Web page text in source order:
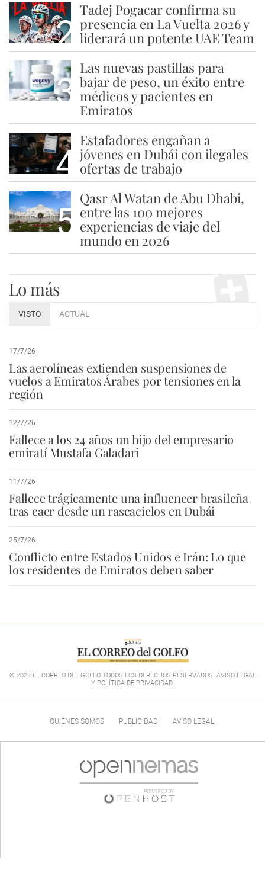
2
Tadej Pogacar confirma su
presencia en La Vuelta 2026 y
liderará un potente UAE Team
3
Las nuevas pastillas para
bajar de peso, un éxito entre
médicos y pacientes en
Emiratos
4
Estafadores engañan a
jóvenes en Dubái con ilegales
ofertas de trabajo
5
Qasr Al Watan de Abu Dhabi,
entre las 100 mejores
experiencias de viaje del
mundo en 2026
Lo más
VISTO ACTUAL
17/7/26
Las aerolíneas extienden suspensiones de
vuelos a Emiratos Árabes por tensiones en la
región
12/7/26
Fallece a los 24 años un hijo del empresario
emiratí Mustafa Galadari
11/7/26
Fallece trágicamente una influencer brasileña
tras caer desde un rascacielos en Dubái
25/7/26
Conflicto entre Estados Unidos e Irán: Lo que
los residentes de Emiratos deben saber
© 2022 EL CORREO DEL GOLFO TODOS LOS DERECHOS RESERVADOS. AVISO LEGAL
Y POLÍTICA DE PRIVACIDAD.
QUIÉNES SOMOS PUBLICIDAD AVISO LEGAL